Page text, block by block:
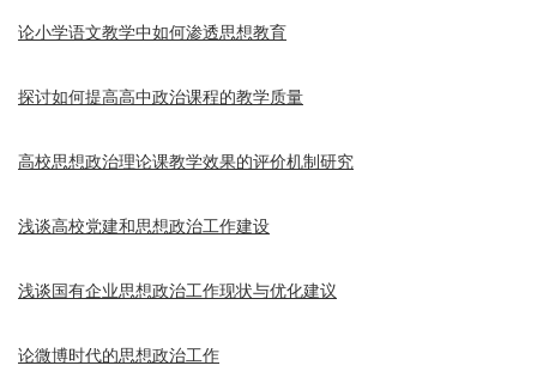
论小学语文教学中如何渗透思想教育
探讨如何提高高中政治课程的教学质量
高校思想政治理论课教学效果的评价机制研究
浅谈高校党建和思想政治工作建设
浅谈国有企业思想政治工作现状与优化建议
论微博时代的思想政治工作